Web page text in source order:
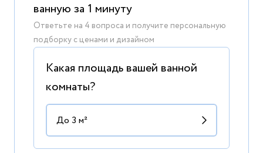
ванную за 1 минуту
Ответьте на 4 вопроса и получите персональную
подборку с ценами и дизайном
Какая площадь вашей ванной
комнаты?